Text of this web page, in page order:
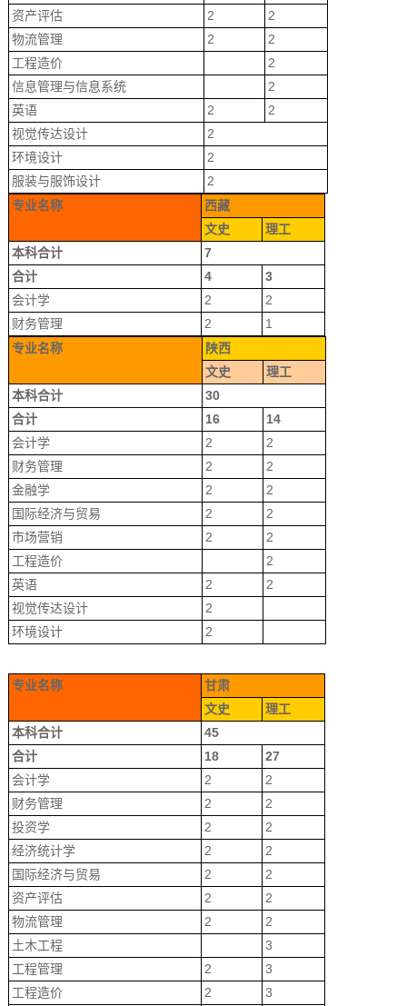
资产评估
2
2
物流管理
2
2
工程造价
2
信息管理与信息系统
2
英语
2
2
视觉传达设计
2
环境设计
2
服装与服饰设计
2
专业名称
西藏
文史
理工
本科合计
7
合计
4
3
会计学
2
2
财务管理
2
1
专业名称
陕西
文史
理工
本科合计
30
合计
16
14
会计学
2
2
财务管理
2
2
金融学
2
2
国际经济与贸易
2
2
市场营销
2
2
工程造价
2
英语
2
2
视觉传达设计
2
环境设计
2
专业名称
甘肃
文史
理工
本科合计
45
合计
18
27
会计学
2
2
财务管理
2
2
投资学
2
2
经济统计学
2
2
国际经济与贸易
2
2
资产评估
2
2
物流管理
2
2
土木工程
3
工程管理
2
3
工程造价
2 3